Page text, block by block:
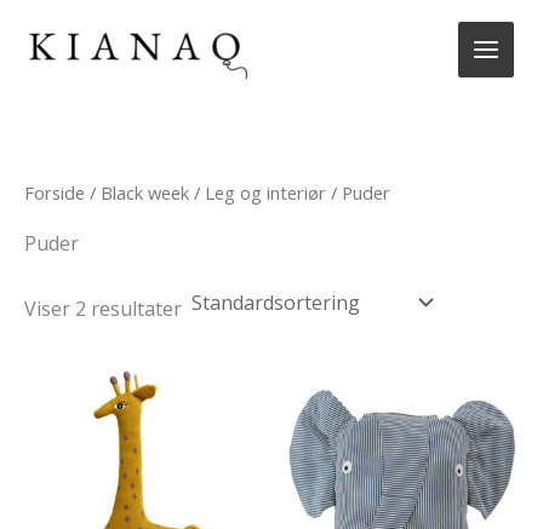
Forside / Black week / Leg og interiør / Puder
Puder
Viser 2 resultater